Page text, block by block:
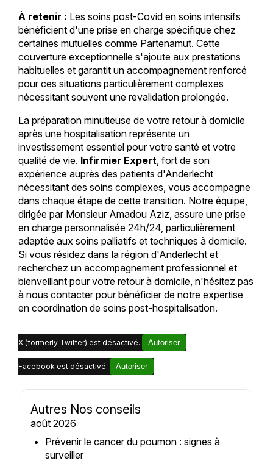
À retenir : Les soins post-Covid en soins intensifs
bénéficient d'une prise en charge spécifique chez
certaines mutuelles comme Partenamut. Cette
couverture exceptionnelle s'ajoute aux prestations
habituelles et garantit un accompagnement renforcé
pour ces situations particulièrement complexes
nécessitant souvent une revalidation prolongée.
La préparation minutieuse de votre retour à domicile
après une hospitalisation représente un
investissement essentiel pour votre santé et votre
qualité de vie. Infirmier Expert , fort de son
expérience auprès des patients d'Anderlecht
nécessitant des soins complexes, vous accompagne
dans chaque étape de cette transition. Notre équipe,
dirigée par Monsieur Amadou Aziz, assure une prise
en charge personnalisée 24h/24, particulièrement
adaptée aux soins palliatifs et techniques à domicile.
Si vous résidez dans la région d'Anderlecht et
recherchez un accompagnement professionnel et
bienveillant pour votre retour à domicile, n'hésitez pas
à nous contacter pour bénéficier de notre expertise
en coordination de soins post-hospitalisation.
X (formerly Twitter) est désactivé. Autoriser
Facebook est désactivé. Autoriser
Autres Nos conseils
août 2026
Prévenir le cancer du poumon : signes à
surveiller